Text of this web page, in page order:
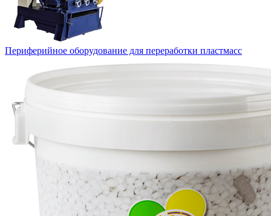
Периферийное оборудование для переработки пластмасс